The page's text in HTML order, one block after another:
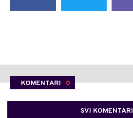
KOMENTARI 0
SVI KOMENTARI